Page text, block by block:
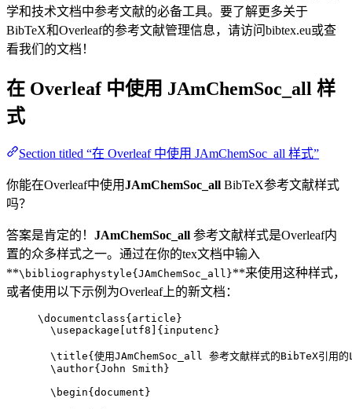
学和技术文档中参考文献的必备工具。要了解更多关于
BibTeX和Overleaf的参考文献管理信息，请访问bibtex.eu或查
看我们的文档！
在 Overleaf 中使用 JAmChemSoc_all 样
式
Section titled “在 Overleaf 中使用 JAmChemSoc_all 样式”
你能在Overleaf中使用JAmChemSoc_all BibTeX参考文献样式
吗？
答案是肯定的！ JAmChemSoc_all 参考文献样式是Overleaf内
置的众多样式之一。通过在你的tex文档中输入
**\bibliographystyle{JAmChemSoc_all}**来使用这种样式，
或者使用以下示例为Overleaf上的新文档：
\documentclass{ article }
\usepackage
utf8 ]{ inputenc }
\title{使用JAmChemSoc_all 参考文献样式的BibTeX引用
\author{John Smith}
\begin{ document }